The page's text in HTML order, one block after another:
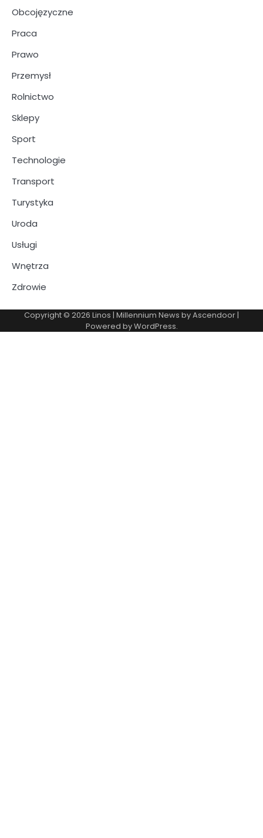
Obcojęzyczne
Praca
Prawo
Przemysł
Rolnictwo
Sklepy
Sport
Technologie
Transport
Turystyka
Uroda
Usługi
Wnętrza
Zdrowie
Copyright © 2026 Linos | Millennium News byAscendoor|
Powered byWordPress.